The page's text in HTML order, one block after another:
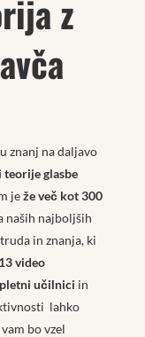
z
znanj na daljavo
glasbe
ježe več kot 300
naših najboljših
in znanja, ki
video
učilnici in
lahko
bo vzel